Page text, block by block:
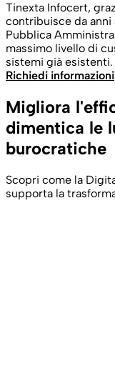
Tinexta Infocert,
contribuisce da
Pubblica
massimo livello di
sistemi già esistenti.
Richiedi informazioni
Migliora
dimentica le
burocratiche
Scopri come la
supporta la